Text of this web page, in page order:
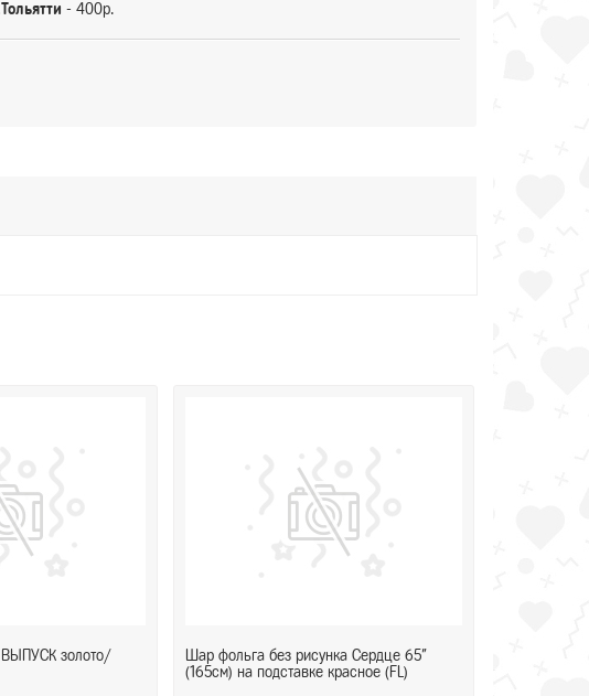
- 400р.
ВЫПУСК золото/
Шар фольга без рисунка Сердце 65"
(165см) на подставке красное (FL)